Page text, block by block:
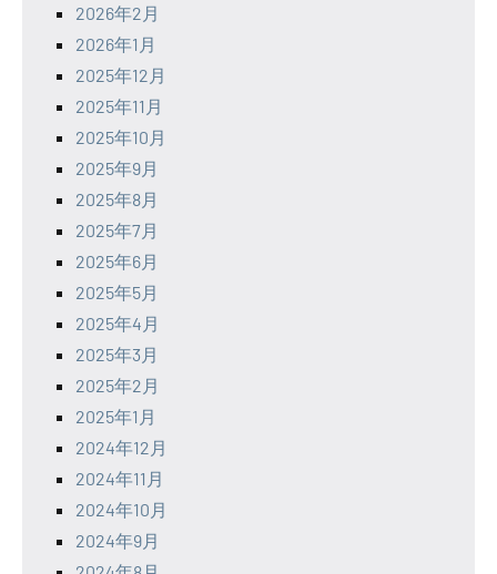
2026年2月
2026年1月
2025年12月
2025年11月
2025年10月
2025年9月
2025年8月
2025年7月
2025年6月
2025年5月
2025年4月
2025年3月
2025年2月
2025年1月
2024年12月
2024年11月
2024年10月
2024年9月